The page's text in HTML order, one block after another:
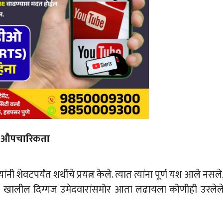
शेवटपर्यंत शर्थीचे प्रयत्न केले. त्यात त्यांना पूर्ण यश आले
खालील दिग्गज उमेदवारांसमोर आता लढायला कोणीही